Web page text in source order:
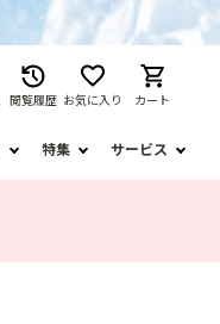
閲覧履歴 お気に入り カート
特集 サービス